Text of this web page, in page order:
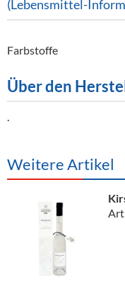
(Lebensmittel-
Farbstoffe
Über den
Weitere Artikel